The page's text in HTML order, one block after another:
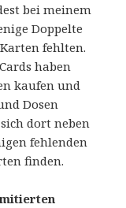
bei meinem
Doppelte
fehlten.
haben
kaufen und
Dosen
dort neben
fehlenden
finden.